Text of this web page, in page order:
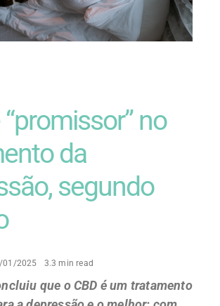
“promissor” no
da
segundo
01/2025 3.3 min read
que o CBD é um tratamento